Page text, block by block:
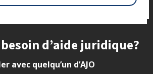
d’aide juridique?
avec quelqu’un d’AJO